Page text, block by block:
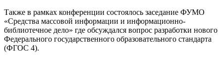
Также в рамках конференции состоялось заседание ФУМО
«Средства массовой информации и информационно-
библиотечное дело» где обсуждался вопрос разработки нового
Федерального государственного образовательного стандарта
(ФГОС 4).